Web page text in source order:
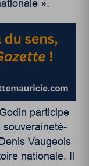
».
participe
souveraineté-
Vaugeois
nationale. Il